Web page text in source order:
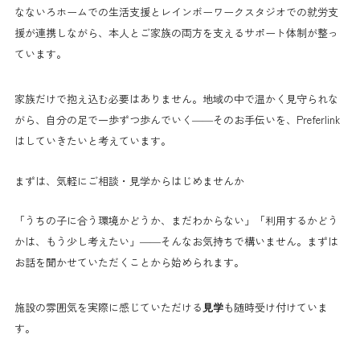
なないろホームでの生活支援とレインボーワークスタジオでの就労支
援が連携しながら、本人とご家族の両方を支えるサポート体制が整っ
ています。
家族だけで抱え込む必要はありません。地域の中で温かく見守られな
がら、自分の足で一歩ずつ歩んでいく——そのお手伝いを、Preferlink
はしていきたいと考えています。
まずは、気軽にご相談・見学からはじめませんか
「うちの子に合う環境かどうか、まだわからない」「利用するかどう
かは、もう少し考えたい」——そんなお気持ちで構いません。まずは
お話を聞かせていただくことから始められます。
施設の雰囲気を実際に感じていただける見学も随時受け付けていま
す。